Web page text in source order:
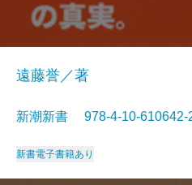
遠藤誉／著
新潮新書 978-4-10-
新書電子書籍あり